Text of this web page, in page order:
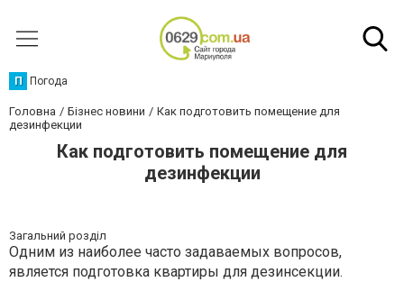
П Погода
Головна Бізнес новини
Как подготовить помещение для
дезинфекции
Как подготовить помещение для
дезинфекции
Загальний розділ
Одним из наиболее часто задаваемых вопросов,
является подготовка квартиры для дезинсекции.